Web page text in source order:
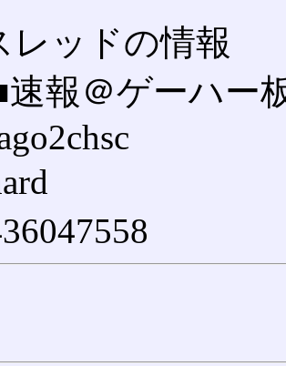
レッドの情報
報＠ゲーハー